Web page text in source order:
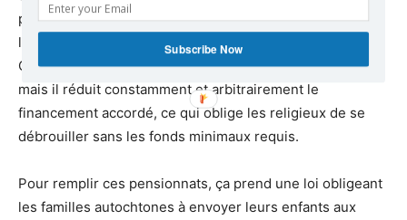
politique conçue par et pour la puissance conquérante,
l’Empire britannique et son nouveau Dominion du
Canada. L’État canadien doit en assurer le financement,
mais il réduit constamment et arbitrairement le
financement accordé, ce qui oblige les religieux de se
débrouiller sans les fonds minimaux requis.
Pour remplir ces pensionnats, ça prend une loi obligeant
les familles autochtones à envoyer leurs enfants aux
Subscribe Now